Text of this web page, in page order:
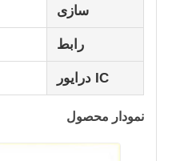
ماژول نمایش اولد
صفحه نمایش ال سی دی
سازی
رابط
IC درایور
نمودار محصول